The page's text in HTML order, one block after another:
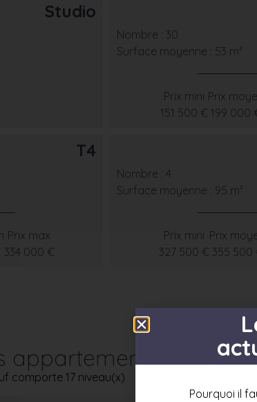
Studio
Nombre : 30
Surface moyenne : 53 m²
Prix mini
151 500 €
Prix
199 000
T4
Prix max
334 000 €
Nombre : 4
Surface moyenne : 95 m²
Prix mini
327 500 €
Prix
355 500
appartements par
comporte 17 niveau(x)
Pourquoi il